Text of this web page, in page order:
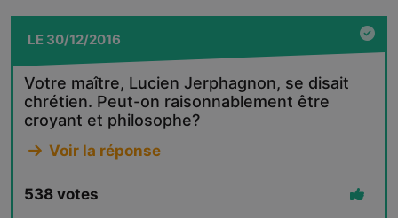
LE 30/12/2016
Votre maître, Lucien Jerphagnon, se disait
chrétien. Peut-on raisonnablement être
croyant et philosophe?
Voir la réponse
538 votes